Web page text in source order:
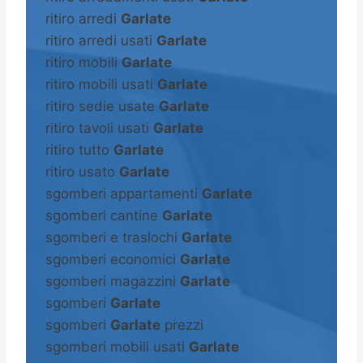
ritiro arredi Garlate
ritiro arredi usati Garlate
ritiro mobili Garlate
ritiro mobili usati Garlate
ritiro sedie usate Garlate
ritiro tavoli usati Garlate
ritiro tutto Garlate
ritiro usato Garlate
sgomberi appartamenti Garlate
sgomberi cantine Garlate
sgomberi e traslochi Garlate
sgomberi economici Garlate
sgomberi magazzini Garlate
sgomberi Garlate
sgomberi Garlate prezzi
sgomberi mobili usati Garlate